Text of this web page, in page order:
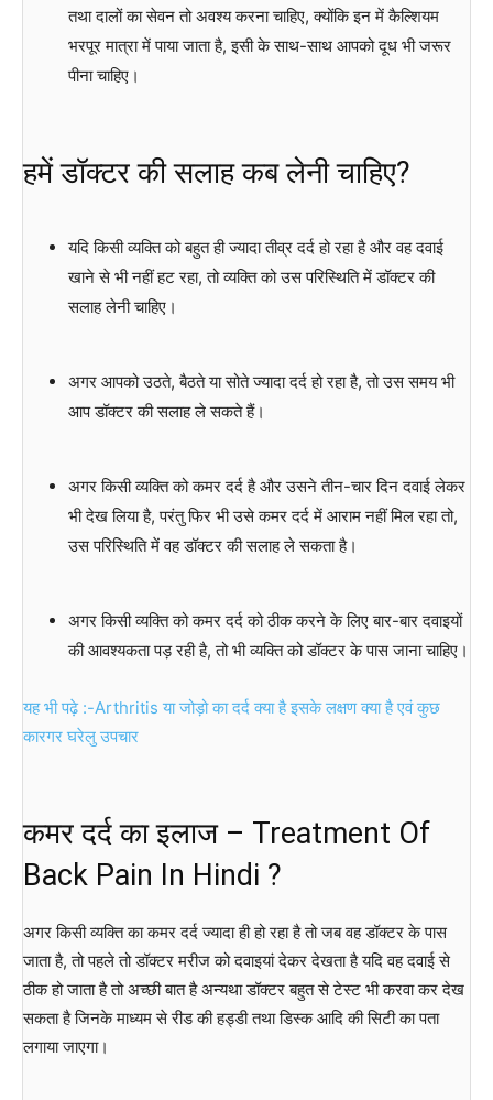
तथा दालों का सेवन तो अवश्य करना चाहिए, क्योंकि इन में कैल्शियम
भरपूर मात्रा में पाया जाता है, इसी के साथ-साथ आपको दूध भी जरूर
पीना चाहिए।
हमें डॉक्टर की सलाह कब लेनी चाहिए?
यदि किसी व्यक्ति को बहुत ही ज्यादा तीव्र दर्द हो रहा है और वह दवाई
खाने से भी नहीं हट रहा, तो व्यक्ति को उस परिस्थिति में डॉक्टर की
सलाह लेनी चाहिए।
अगर आपको उठते, बैठते या सोते ज्यादा दर्द हो रहा है, तो उस समय भी
आप डॉक्टर की सलाह ले सकते हैं।
अगर किसी व्यक्ति को कमर दर्द है और उसने तीन-चार दिन दवाई लेकर
भी देख लिया है, परंतु फिर भी उसे कमर दर्द में आराम नहीं मिल रहा तो,
उस परिस्थिति में वह डॉक्टर की सलाह ले सकता है।
अगर किसी व्यक्ति को कमर दर्द को ठीक करने के लिए बार-बार दवाइयों
की आवश्यकता पड़ रही है, तो भी व्यक्ति को डॉक्टर के पास जाना चाहिए।
यह भी पढ़े :-Arthritis या जोड़ो का दर्द क्या है इसके लक्षण क्या है एवं कुछ
कारगर घरेलु उपचार
कमर दर्द का इलाज – Treatment Of
Back Pain In Hindi ?
अगर किसी व्यक्ति का कमर दर्द ज्यादा ही हो रहा है तो जब वह डॉक्टर के पास
जाता है, तो पहले तो डॉक्टर मरीज को दवाइयां देकर देखता है यदि वह दवाई से
ठीक हो जाता है तो अच्छी बात है अन्यथा डॉक्टर बहुत से टेस्ट भी करवा कर देख
सकता है जिनके माध्यम से रीड की हड्डी तथा डिस्क आदि की सिटी का पता
लगाया जाएगा।